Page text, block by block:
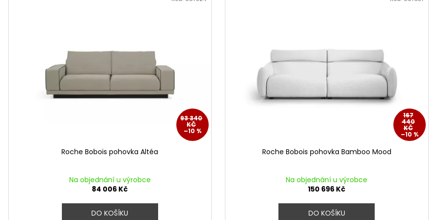
93 340
KČ
–10 %
Roche Bobois pohovka Altéa
Na objednání u výrobce
84 006 Kč
DO KOŠÍKU
167
440
KČ
–10 %
Roche Bobois pohovka Bamboo Mood
Na objednání u výrobce
150 696 Kč
DO KOŠÍKU